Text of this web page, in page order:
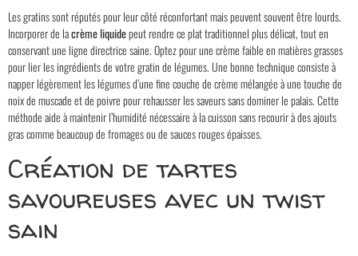
Les gratins sont réputés pour leur côté réconfortant mais peuvent souvent être lourds.
Incorporer de lacrème liquidepeut rendre ce plat traditionnel plus délicat, tout en
conservant une ligne directrice saine. Optez pour une crème faible en matières grasses
pour lier les ingrédients de votre gratin de légumes. Une bonne technique consiste à
napper légèrement les légumes d’une fine couche de crème mélangée à une touche de
noix de muscade et de poivre pour rehausser les saveurs sans dominer le palais. Cette
méthode aide à maintenir l’humidité nécessaire à la cuisson sans recourir à des ajouts
gras comme beaucoup de fromages ou de sauces rouges épaisses.
Création de tartes
savoureuses avec un twist
sain